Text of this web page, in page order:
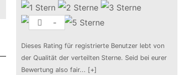
-
Dieses Rating für registrierte Benutzer lebt von
der Qualität der verteilten Sterne. Seid bei eurer
Bewertung also fair... [+]